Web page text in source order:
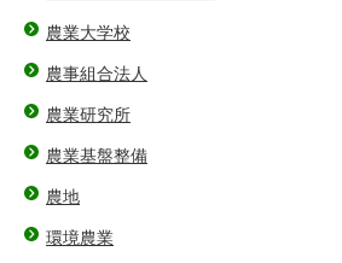
農業大学校
農事組合法人
農業研究所
農業基盤整備
農地
環境農業